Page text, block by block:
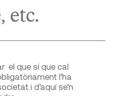
etc.
el que sí que cal
l’ha
i d’aquí se’n